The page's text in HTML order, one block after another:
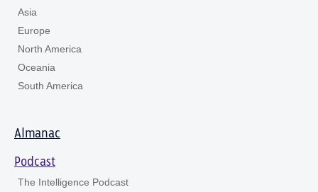
Asia
Europe
North America
Oceania
South America
Almanac
Podcast
The Intelligence Podcast